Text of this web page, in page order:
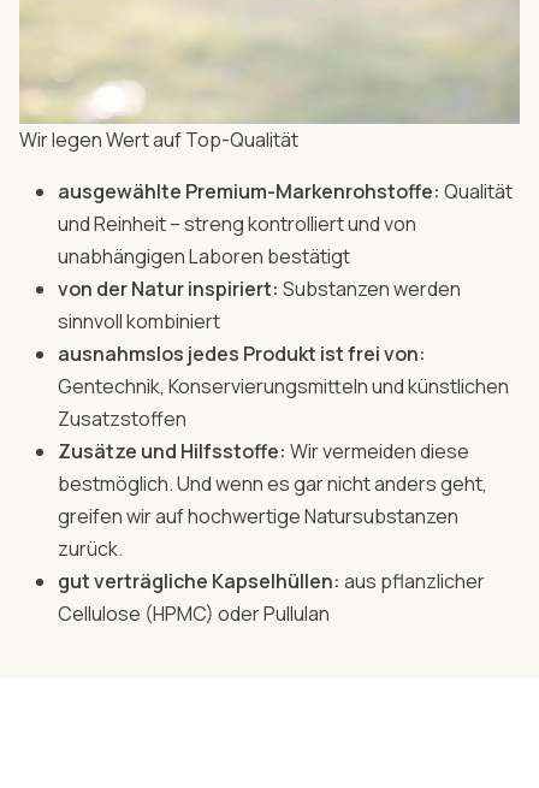
Wir legen Wert auf Top-Qualität
ausgewählte Premium-Markenrohstoffe: Qualität
und Reinheit – streng kontrolliert und von
unabhängigen Laboren bestätigt
von der Natur inspiriert: Substanzen werden
sinnvoll kombiniert
ausnahmslos jedes Produkt ist frei von:
Gentechnik, Konservierungsmitteln und künstlichen
Zusatzstoffen
Zusätze und Hilfsstoffe: Wir vermeiden diese
bestmöglich. Und wenn es gar nicht anders geht,
greifen wir auf hochwertige Natursubstanzen
zurück.
gut verträgliche Kapselhüllen: aus pflanzlicher
Cellulose (HPMC) oder Pullulan